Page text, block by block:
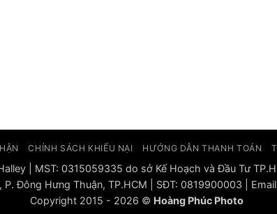
CHÍNH SÁCH KHIẾU NẠI HƯỚNG DẪN THANH TOÁN
| MST: 0315059335 do sở Kế Hoạch và Đầu Tư
P. Đông Hưng Thuận, TP.HCM | SĐT: 0819900003 |
Copyright 2015 - 2026 © Hoàng Phúc Photo